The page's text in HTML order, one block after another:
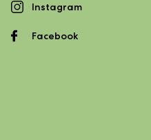
Instagram
Facebook